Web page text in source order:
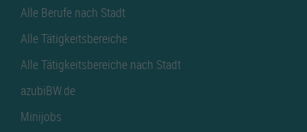
Alle Berufe nach Stadt
Alle Tätigkeitsbereiche
Alle Tätigkeitsbereiche nach Stadt
azubiBW.de
Minijobs